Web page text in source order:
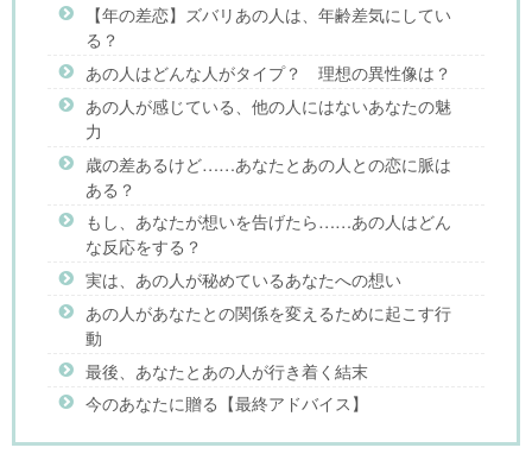
【年の差恋】ズバリあの人は、年齢差気にしてい
る？
あの人はどんな人がタイプ？ 理想の異性像は？
あの人が感じている、他の人にはないあなたの魅
力
歳の差あるけど……あなたとあの人との恋に脈は
ある？
もし、あなたが想いを告げたら……あの人はどん
な反応をする？
実は、あの人が秘めているあなたへの想い
あの人があなたとの関係を変えるために起こす行
動
最後、あなたとあの人が行き着く結末
今のあなたに贈る【最終アドバイス】